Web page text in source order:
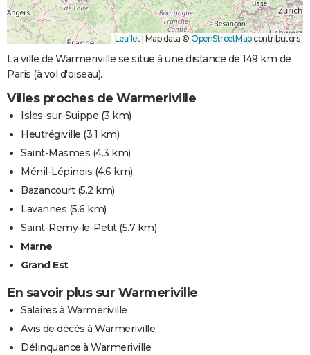
Leaflet Map data © OpenStreetMapcontributors
La ville de Warmeriville se situe à une distance de 149 km de
Paris (à vol d'oiseau).
Villes proches de Warmeriville
Isles-sur-Suippe (3 km)
Heutrégiville (3.1 km)
Saint-Masmes (4.3 km)
Ménil-Lépinois (4.6 km)
Bazancourt(5.2 km)
Lavannes (5.6 km)
Saint-Remy-le-Petit(5.7 km)
Marne
Grand Est
En savoir plus sur Warmeriville
Salaires à Warmeriville
Avis de décès à Warmeriville
Délinquance à Warmeriville